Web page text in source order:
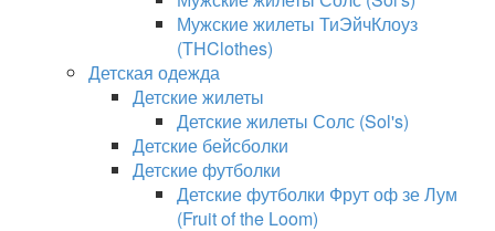
Мужские жилеты ТиЭйчКлоуз
(THClothes)
Детская одежда
Детские жилеты
Детские жилеты Солс (Sol's)
Детские бейсболки
Детские футболки
Детские футболки Фрут оф зе Лум
(Fruit of the Loom)